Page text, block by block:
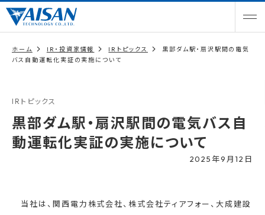
ホーム IR・投資家情報 IRトピックス
黒部ダム駅・扇沢駅間の電気
バス自動運転化実証の実施について
IRトピックス
黒部ダム駅・扇沢駅間の電気バス自
動運転化実証の実施について
2025年9月12日
当社は、関西電力株式会社、株式会社ティアフォー、大成建設